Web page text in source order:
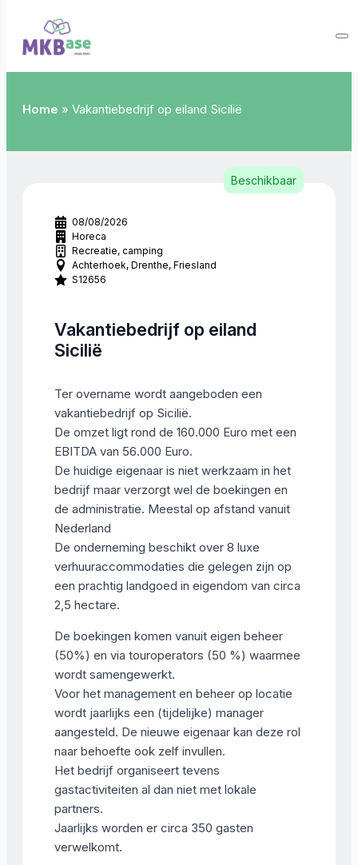
Home » Vakantiebedrijf op eiland Sicilië
08/08/2026
Horeca
Recreatie, camping
Achterhoek Drenthe Friesland
S12656
Vakantiebedrijf op eiland
Sicilië
Ter overname wordt aangeboden een
vakantiebedrijf op Sicilië.
De omzet ligt rond de 160.000 Euro met een
EBITDA van 56.000 Euro.
De huidige eigenaar is niet werkzaam in het
bedrijf maar verzorgt wel de boekingen en
de administratie. Meestal op afstand vanuit
Nederland
De onderneming beschikt over 8 luxe
verhuuraccommodaties die gelegen zijn op
een prachtig landgoed in eigendom van circa
2,5 hectare.
De boekingen komen vanuit eigen beheer
(50%) en via touroperators (50 %) waarmee
wordt samengewerkt.
Voor het management en beheer op locatie
wordt jaarlijks een (tijdelijke) manager
aangesteld. De nieuwe eigenaar kan deze rol
naar behoefte ook zelf invullen.
Het bedrijf organiseert tevens
gastactiviteiten al dan niet met lokale
partners.
Jaarlijks worden er circa 350 gasten
verwelkomt.
Beschikbaar